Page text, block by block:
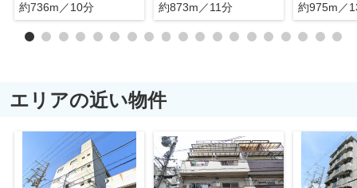
約736m／10分
約873m／11分
約975m／
エリアの近い物件